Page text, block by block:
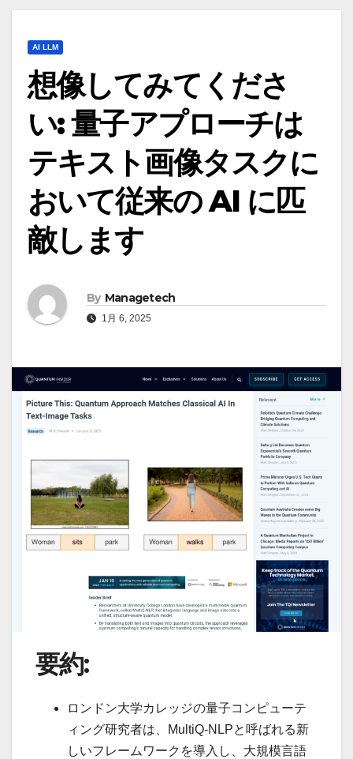
AI LLM
想像してみてくださ
い: 量子アプローチは
テキスト画像タスクに
おいて従来の AI に匹
敵します
By Managetech
1月 6, 2025
要約:
ロンドン大学カレッジの量子コンピューテ
ィング研究者は、MultiQ-NLPと呼ばれる新
しいフレームワークを導入し、大規模言語